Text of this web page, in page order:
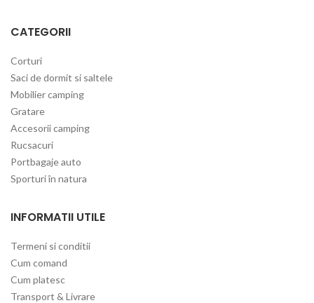
CATEGORII
Corturi
Saci de dormit si saltele
Mobilier camping
Gratare
Accesorii camping
Rucsacuri
Portbagaje auto
Sporturi în natura
INFORMATII UTILE
Termeni si conditii
Cum comand
Cum platesc
Transport & Livrare